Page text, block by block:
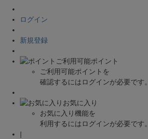
ログイン
新規登録
ご利用可能ポイント
ご利用可能ポイントを
確認するにはログインが必要です。
お気に入り
お気に入り機能を
利用するにはログインが必要です。
|